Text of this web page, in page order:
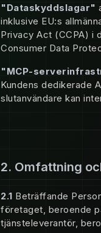
"Dataskyddslagar"
inklusive EU:s
Privacy Act (CCPA) i
Consumer Data
"MCP-
Kundens dedikerade
slutanvändare kan
2. Omfattning
2.1 Beträffande
företaget, beroende
tjänsteleverantör,